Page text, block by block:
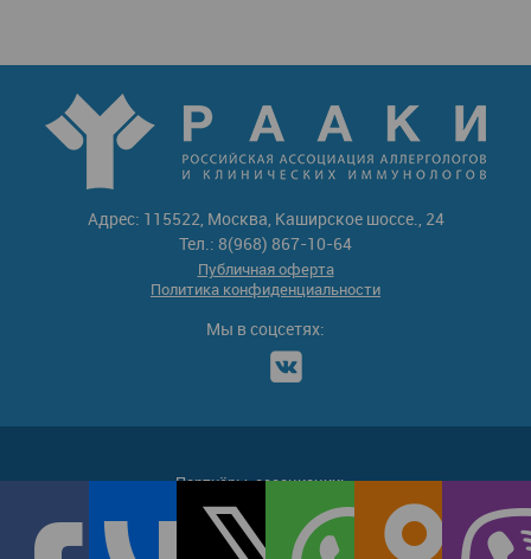
Адрес: 115522, Москва, Каширское шоссе., 24
Тел.: 8(968) 867-10-64
Публичная оферта
Политика конфиденциальности
Мы в соцсетях:
Партнёры-ассоциации: